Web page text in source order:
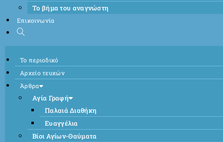
Το βήμα του αναγνώστη
Επικοινωνία
Το περιοδικό
Αρχείο τευχών
Άρθρα
Αγία Γραφή
Παλαιά Διαθήκη
Ευαγγέλια
Βίοι Αγίων-Θαύματα